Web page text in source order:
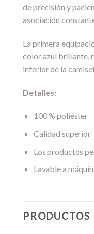
de precisión y
asociación
La primera
color azul brillante,
inferior de la
Detalles:
100 % poliéster
Calidad superior
Los productos
Lavable a